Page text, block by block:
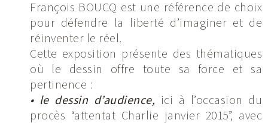
François BOUCQ est une référence de choix
pour défendre la liberté d’imaginer et de
réinventer le réel.
Cette exposition présente des thématiques
où le dessin offre toute sa force et sa
pertinence :
• le dessin d’audience, ici à l’occasion du
procès “attentat Charlie janvier 2015”, avec